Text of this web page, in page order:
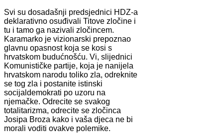
Svi su dosadašnji predsjednici HDZ-a
deklarativno osuđivali Titove zločine i
tu i tamo ga nazivali zločincem.
Karamarko je vizionarski prepoznao
glavnu opasnost koja se kosi s
hrvatskom budućnošću. Vi, slijednici
Komunističke partije, koja je nanijela
hrvatskom narodu toliko zla, odreknite
se tog zla i postanite istinski
socijaldemokrati po uzoru na
njemačke. Odrecite se svakog
totalitarizma, odrecite se zločinca
Josipa Broza kako i vaša djeca ne bi
morali voditi ovakve polemike.